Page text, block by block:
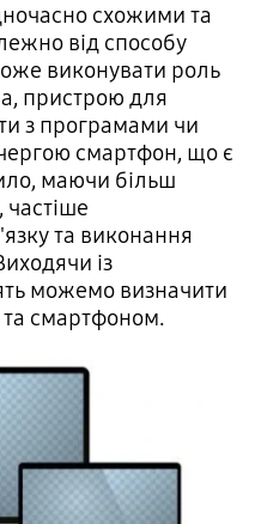
схожими та
від способу
виконувати роль
пристрою для
з програмами чи
смартфон, що є
маючи більш
та виконання
із
можемо визначити
смартфоном.